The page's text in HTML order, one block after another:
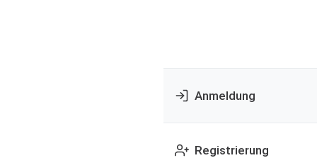
Anmeldung
Registrierung